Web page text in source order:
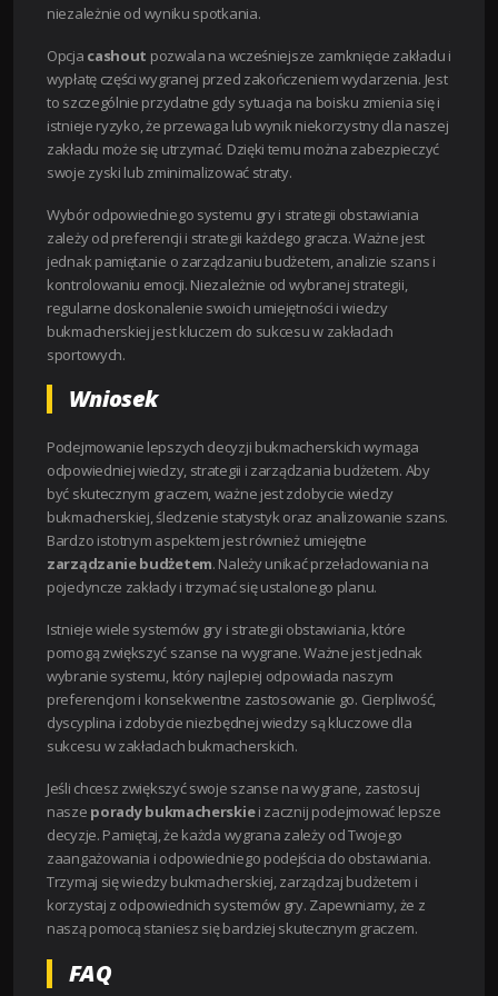
niezależnie od wyniku spotkania.
Opcja cashout pozwala na wcześniejsze zamknięcie zakładu i
wypłatę części wygranej przed zakończeniem wydarzenia. Jest
to szczególnie przydatne gdy sytuacja na boisku zmienia się i
istnieje ryzyko, że przewaga lub wynik niekorzystny dla naszej
zakładu może się utrzymać. Dzięki temu można zabezpieczyć
swoje zyski lub zminimalizować straty.
Wybór odpowiedniego systemu gry i strategii obstawiania
zależy od preferencji i strategii każdego gracza. Ważne jest
jednak pamiętanie o zarządzaniu budżetem, analizie szans i
kontrolowaniu emocji. Niezależnie od wybranej strategii,
regularne doskonalenie swoich umiejętności i wiedzy
bukmacherskiej jest kluczem do sukcesu w zakładach
sportowych.
Wniosek
Podejmowanie lepszych decyzji bukmacherskich wymaga
odpowiedniej wiedzy, strategii i zarządzania budżetem. Aby
być skutecznym graczem, ważne jest zdobycie wiedzy
bukmacherskiej, śledzenie statystyk oraz analizowanie szans.
Bardzo istotnym aspektem jest również umiejętne
zarządzanie budżetem. Należy unikać przeładowania na
pojedyncze zakłady i trzymać się ustalonego planu.
Istnieje wiele systemów gry i strategii obstawiania, które
pomogą zwiększyć szanse na wygrane. Ważne jest jednak
wybranie systemu, który najlepiej odpowiada naszym
preferencjom i konsekwentne zastosowanie go. Cierpliwość,
dyscyplina i zdobycie niezbędnej wiedzy są kluczowe dla
sukcesu w zakładach bukmacherskich.
Jeśli chcesz zwiększyć swoje szanse na wygrane, zastosuj
nasze porady bukmacherskiei zacznij podejmować lepsze
decyzje. Pamiętaj, że każda wygrana zależy od Twojego
zaangażowania i odpowiedniego podejścia do obstawiania.
Trzymaj się wiedzy bukmacherskiej, zarządzaj budżetem i
korzystaj z odpowiednich systemów gry. Zapewniamy, że z
naszą pomocą staniesz się bardziej skutecznym graczem.
FAQ